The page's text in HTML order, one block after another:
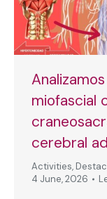
miofascial
cerebral
Activities,
4 June, 2026